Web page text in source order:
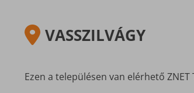
VASSZILVÁGY
Ezen a településen van elérhető